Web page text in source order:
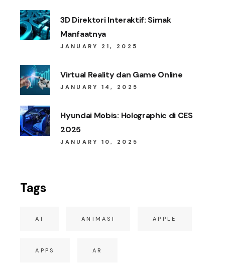
3D Direktori Interaktif: Simak
Manfaatnya
JANUARY 21, 2025
Virtual Reality dan Game Online
JANUARY 14, 2025
Hyundai Mobis: Holographic di CES
2025
JANUARY 10, 2025
Tags
AI ANIMASI APPLE
APPS AR